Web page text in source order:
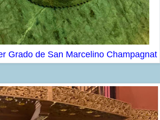
Grado de San Marcelino Champagnat